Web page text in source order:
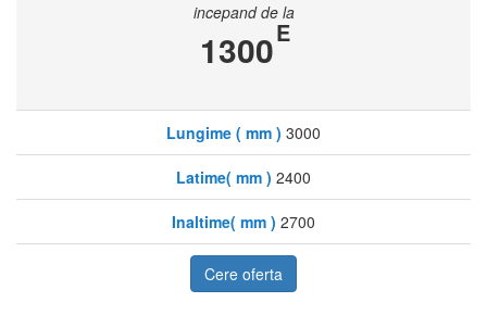
incepand de la
1300E
Lungime ( mm ) 3000
Latime( mm ) 2400
Inaltime( mm ) 2700
Cere oferta